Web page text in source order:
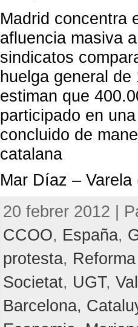
Madrid concentra
afluencia masiva
sindicatos
huelga general
estiman que
participado en
concluido de
catalana
Mar Díaz –
20 febrer 2012 |
CCOO, España,
protesta,
Societat, UGT,
Barcelona,